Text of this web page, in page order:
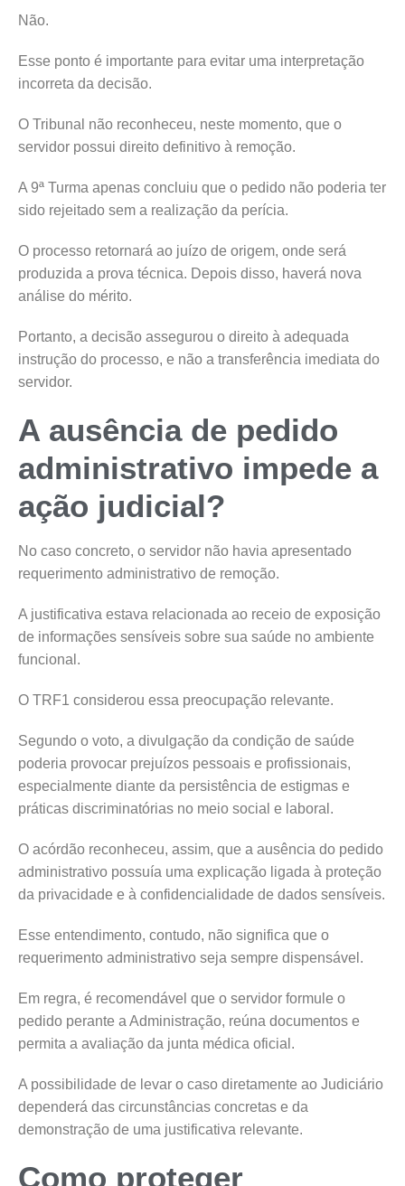
Não.
Esse ponto é importante para evitar uma interpretação
incorreta da decisão.
O Tribunal não reconheceu, neste momento, que o
servidor possui direito definitivo à remoção.
A 9ª Turma apenas concluiu que o pedido não poderia ter
sido rejeitado sem a realização da perícia.
O processo retornará ao juízo de origem, onde será
produzida a prova técnica. Depois disso, haverá nova
análise do mérito.
Portanto, a decisão assegurou o direito à adequada
instrução do processo, e não a transferência imediata do
servidor.
A ausência de pedido
administrativo impede a
ação judicial?
No caso concreto, o servidor não havia apresentado
requerimento administrativo de remoção.
A justificativa estava relacionada ao receio de exposição
de informações sensíveis sobre sua saúde no ambiente
funcional.
O TRF1 considerou essa preocupação relevante.
Segundo o voto, a divulgação da condição de saúde
poderia provocar prejuízos pessoais e profissionais,
especialmente diante da persistência de estigmas e
práticas discriminatórias no meio social e laboral.
O acórdão reconheceu, assim, que a ausência do pedido
administrativo possuía uma explicação ligada à proteção
da privacidade e à confidencialidade de dados sensíveis.
Esse entendimento, contudo, não significa que o
requerimento administrativo seja sempre dispensável.
Em regra, é recomendável que o servidor formule o
pedido perante a Administração, reúna documentos e
permita a avaliação da junta médica oficial.
A possibilidade de levar o caso diretamente ao Judiciário
dependerá das circunstâncias concretas e da
demonstração de uma justificativa relevante.
Como proteger